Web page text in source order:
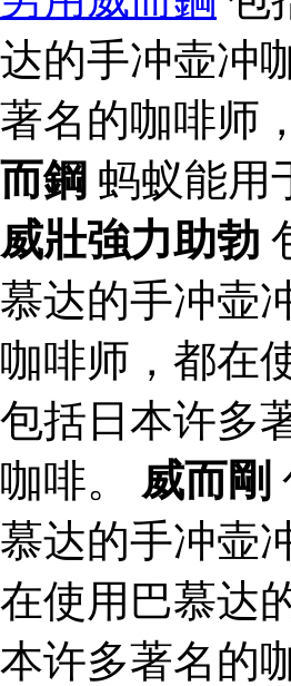
达的手冲壶冲
著名的咖啡师
而鋼 蚂蚁能用
威壯強力助勃
慕达的手冲壶
咖啡师，都在
包括日本许多
咖啡。 威而剛
慕达的手冲壶
在使用巴慕达
本许多著名的